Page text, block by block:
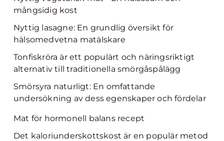
mångsidig kost
Nyttig lasagne: En grundlig översikt för
hälsomedvetna matälskare
Tonfiskröra är ett populärt och näringsriktigt
alternativ till traditionella smörgåspålägg
Smörsyra naturligt: En omfattande
undersökning av dess egenskaper och fördelar
Mat för hormonell balans recept
Det kaloriunderskottskost är en populär metod